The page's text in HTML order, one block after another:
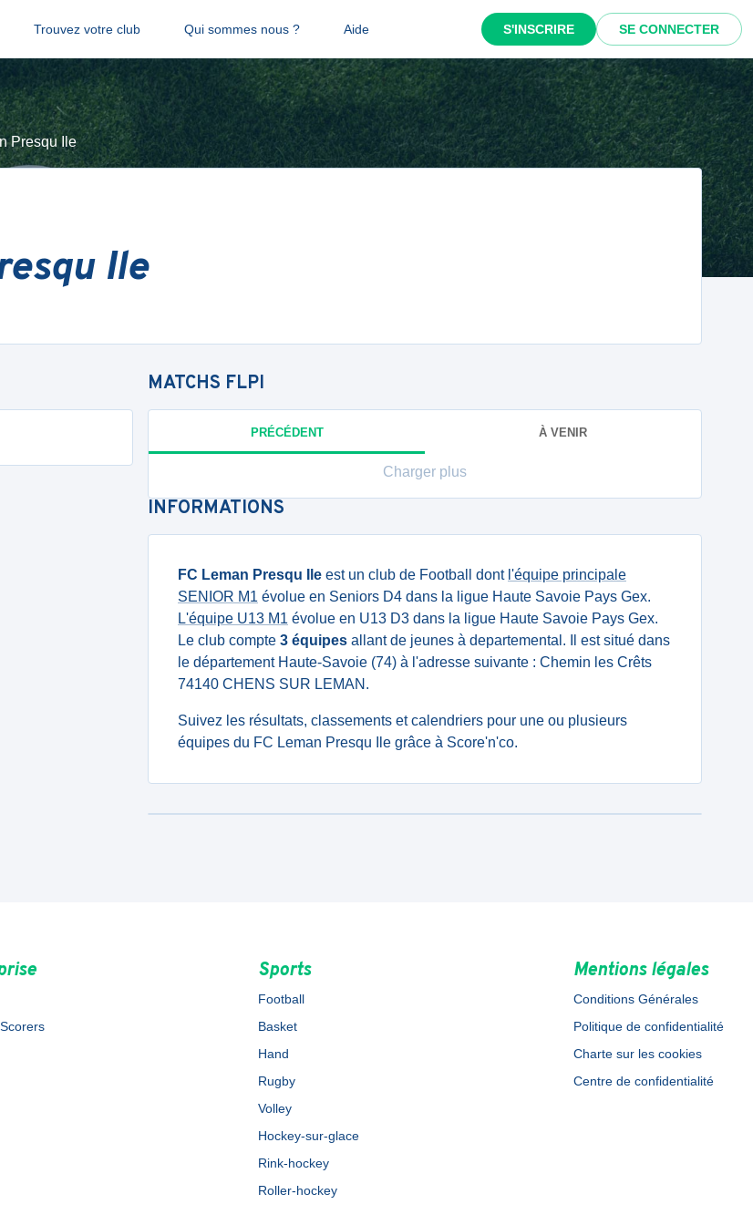
Trouvez votre club Qui sommes nous ? Aide S'INSCRIRE SE CONNECTER
Presqu Ile
Ile
MATCHS FLPI
PRÉCÉDENT À VENIR
Charger plus
INFORMATIONS
FC Leman Presqu Ile est un club de Football dont l'équipe principale
SENIOR M1 évolue en Seniors D4 dans la ligue Haute Savoie Pays Gex.
L'équipe U13 M1 évolue en U13 D3 dans la ligue Haute Savoie Pays Gex.
Le club compte 3 équipes allant de jeunes à departemental. Il est situé dans
le département Haute-Savoie (74) à l'adresse suivante : Chemin les Crêts
74140 CHENS SUR LEMAN.
Suivez les résultats, classements et calendriers pour une ou plusieurs
équipes du FC Leman Presqu Ile grâce à Score'n'co.
Sports
Football
Basket
Hand
Rugby
Volley
Hockey-sur-glace
Rink-hockey
Roller-hockey
Mentions légales
Conditions Générales
Politique de confidentialité
Charte sur les cookies
Centre de confidentialité